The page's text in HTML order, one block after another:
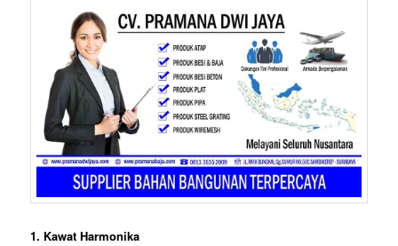
1. Kawat Harmonika